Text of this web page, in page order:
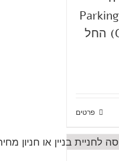
ולבניין מגורים Parking
(Granite-gray) החל
פרטים